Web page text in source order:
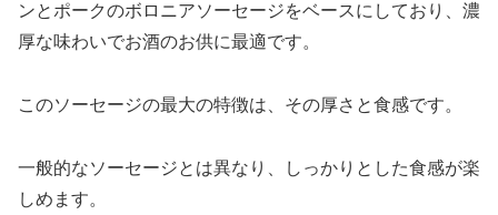
ンとポークのボロニアソーセージをベースにしており、濃
厚な味わいでお酒のお供に最適です。
このソーセージの最大の特徴は、その厚さと食感です。
一般的なソーセージとは異なり、しっかりとした食感が楽
しめます。